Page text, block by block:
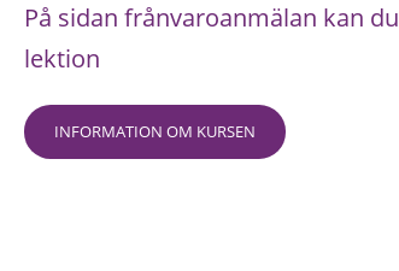
På sidan frånvaroanmälan kan
lektion
INFORMATION OM KURSEN